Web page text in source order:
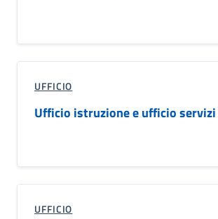
UFFICIO
Ufficio istruzione e ufficio servizi
UFFICIO